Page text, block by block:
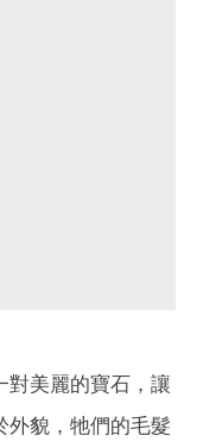
對美麗的寶石，讓
外貌，牠們的毛髮